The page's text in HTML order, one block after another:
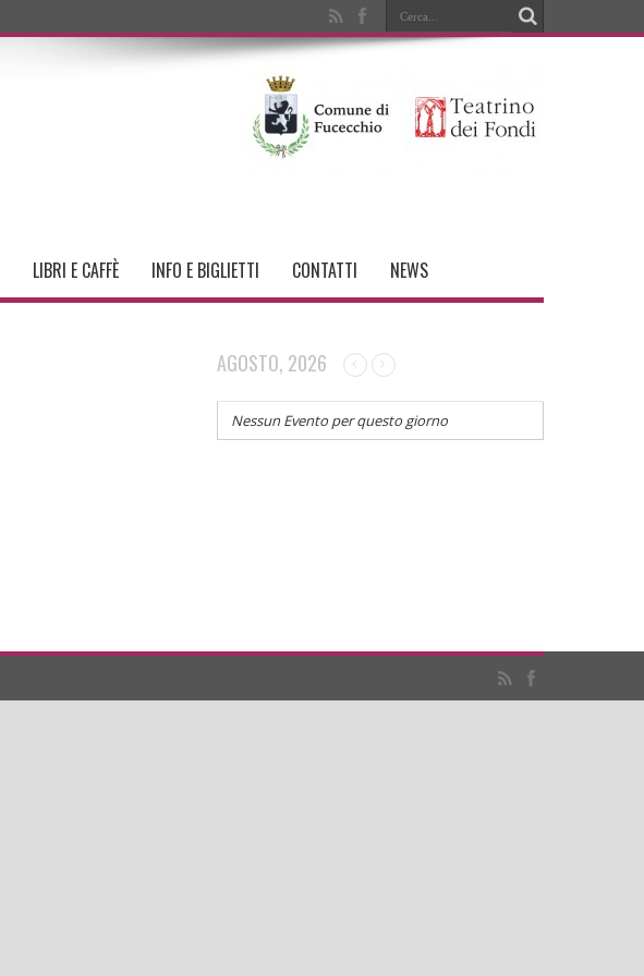
LIBRI E CAFFÈ INFO E BIGLIETTI CONTATTI NEWS
AGOSTO, 2026
Nessun Evento per questo giorno